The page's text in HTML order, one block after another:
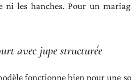
ni les hanches. Pour un
avec jupe structurée
fonctionne bien pour une